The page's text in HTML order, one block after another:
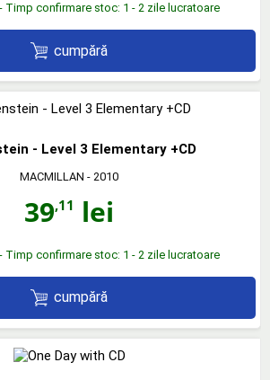
Timp confirmare stoc: 1 - 2 zile lucratoare
cumpără
- Level 3 Elementary +CD
MACMILLAN - 2010
39,11 lei
Timp confirmare stoc: 1 - 2 zile lucratoare
cumpără